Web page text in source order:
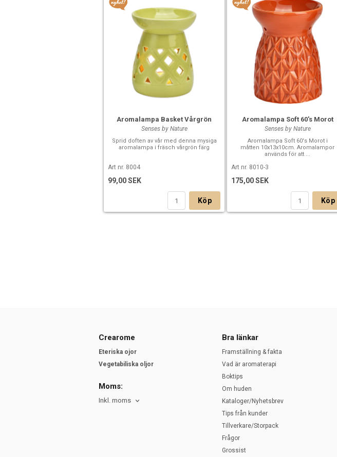
Aromalampa Basket Vårgrön
Senses by Nature
Sprid doften av vår med denna mysiga
aromalampa i fräsch vårgrön färg
Art nr. 8004
99,00 SEK
Köp
Aromalampa Soft 60's Morot
Senses by Nature
Aromalampa Soft 60's Morot i
måtten 10x13x10cm. Aromalampor
används för att ...
Art nr. 8010-3
175,00 SEK
Köp
Crearome
Eteriska ojor
Vegetabiliska oljor
Moms:
Inkl. moms
Bra länkar
Framställning & fakta
Vad är aromaterapi
Boktips
Om huden
Kataloger/Nyhetsbrev
Tips från kunder
Tillverkare/Storpack
Frågor
Grossist